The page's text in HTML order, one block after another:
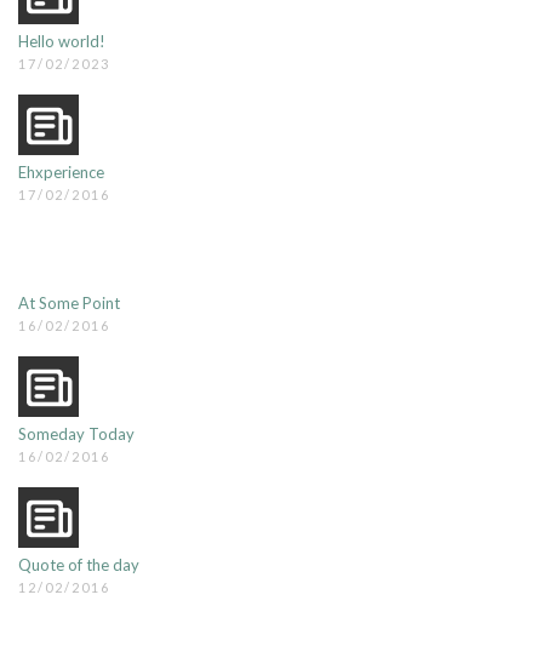
Hello world!
17/02/2023
Ehxperience
17/02/2016
At Some Point
16/02/2016
Someday Today
16/02/2016
Quote of the day
12/02/2016